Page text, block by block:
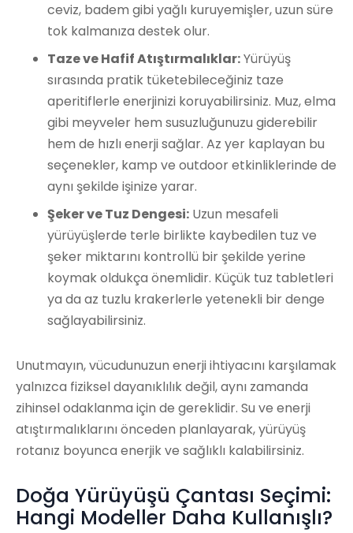
ceviz, badem gibi yağlı kuruyemişler, uzun süre
tok kalmanıza destek olur.
Taze ve Hafif Atıştırmalıklar:Yürüyüş
sırasında pratik tüketebileceğiniz taze
aperitiflerle enerjinizi koruyabilirsiniz. Muz, elma
gibi meyveler hem susuzluğunuzu giderebilir
hem de hızlı enerji sağlar. Az yer kaplayan bu
seçenekler, kamp ve outdoor etkinliklerinde de
aynı şekilde işinize yarar.
Şeker ve Tuz Dengesi: Uzun mesafeli
yürüyüşlerde terle birlikte kaybedilen tuz ve
şeker miktarını kontrollü bir şekilde yerine
koymak oldukça önemlidir. Küçük tuz tabletleri
ya da az tuzlu krakerlerle yetenekli bir denge
sağlayabilirsiniz.
Unutmayın, vücudunuzun enerji ihtiyacını karşılamak
yalnızca fiziksel dayanıklılık değil, aynı zamanda
zihinsel odaklanma için de gereklidir. Su ve enerji
atıştırmalıklarını önceden planlayarak, yürüyüş
rotanız boyunca enerjik ve sağlıklı kalabilirsiniz.
Doğa Yürüyüşü Çantası Seçimi:
Hangi Modeller Daha Kullanışlı?